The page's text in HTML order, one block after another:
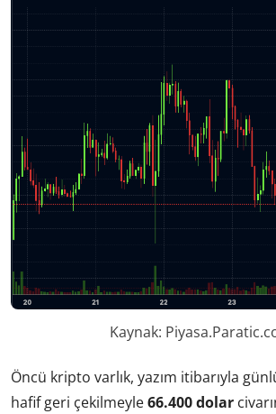
Kaynak:
Öncü kripto varlık, yazım itibarıyla
hafif geri çekilmeyle66.400 dolar